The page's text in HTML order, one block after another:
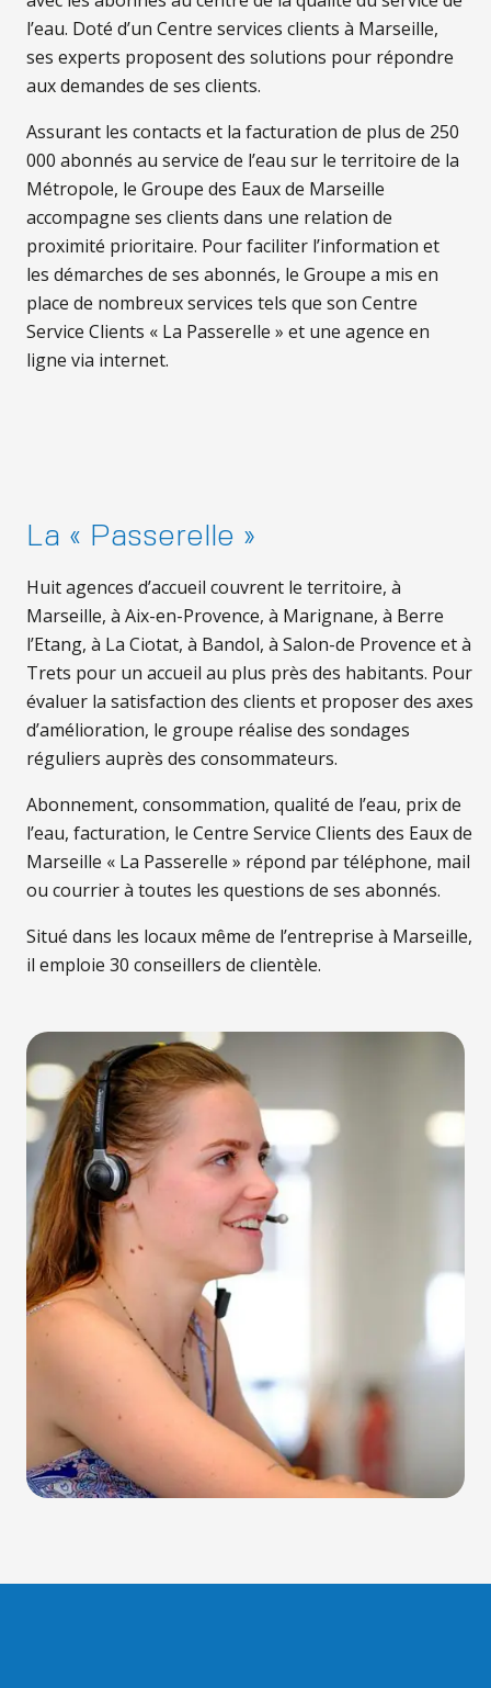
l’eau. Doté d’un Centre services clients à Marseille,
ses experts proposent des solutions pour répondre
aux demandes de ses clients.
Assurant les contacts et la facturation de plus de 250
000 abonnés au service de l’eau sur le territoire de la
Métropole, le Groupe des Eaux de Marseille
accompagne ses clients dans une relation de
proximité prioritaire. Pour faciliter l’information et
les démarches de ses abonnés, le Groupe a mis en
place de nombreux services tels que son Centre
Service Clients « La Passerelle » et une agence en
ligne via internet.
La « Passerelle »
Huit agences d’accueil couvrent le territoire, à
Marseille, à Aix-en-Provence, à Marignane, à Berre
l’Etang, à La Ciotat, à Bandol, à Salon-de Provence et à
Trets pour un accueil au plus près des habitants. Pour
évaluer la satisfaction des clients et proposer des axes
d’amélioration, le groupe réalise des sondages
réguliers auprès des consommateurs.
Abonnement, consommation, qualité de l’eau, prix de
l’eau, facturation, le Centre Service Clients des Eaux de
Marseille « La Passerelle » répond par téléphone, mail
ou courrier à toutes les questions de ses abonnés.
Situé dans les locaux même de l’entreprise à Marseille,
il emploie 30 conseillers de clientèle.